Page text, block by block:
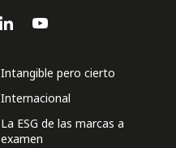
Intangible pero cierto
Internacional
La ESG de las marcas a
examen